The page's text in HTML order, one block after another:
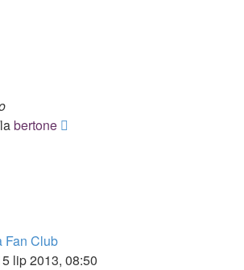
bertone
Fan Club
lip 2013, 08:50